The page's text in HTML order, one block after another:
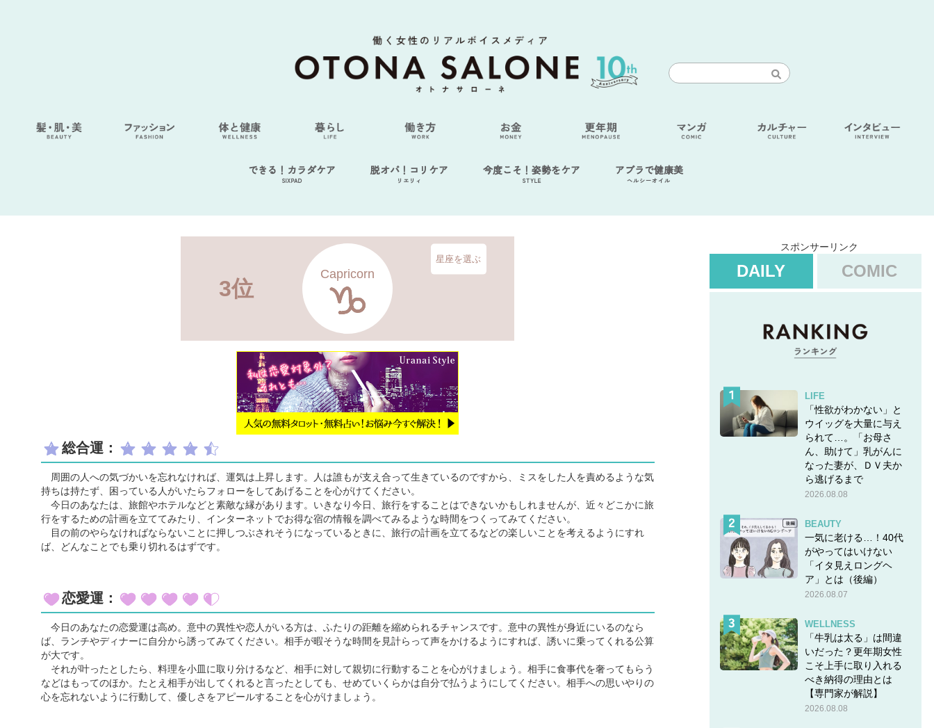
できる！カラダケア
SIXPAD
脱オバ！コリケア
リエリィ
今度こそ！姿勢をケア
STYLE
アブラで健康美
ヘルシーオイル
3位
Capricorn
星座を選ぶ
総合運：
周囲の人への気づかいを忘れなければ、運気は上昇します。人は誰もが支え合って生きているのですから、ミスをした人を責めるような気
持ちは持たず、困っている人がいたらフォローをしてあげることを心がけてください。
今日のあなたは、旅館やホテルなどと素敵な縁があります。いきなり今日、旅行をすることはできないかもしれませんが、近々どこかに旅
行をするための計画を立ててみたり、インターネットでお得な宿の情報を調べてみるような時間をつくってみてください。
目の前のやらなければならないことに押しつぶされそうになっているときに、旅行の計画を立てるなどの楽しいことを考えるようにすれ
ば、どんなことでも乗り切れるはずです。
恋愛運：
今日のあなたの恋愛運は高め。意中の異性や恋人がいる方は、ふたりの距離を縮められるチャンスです。意中の異性が身近にいるのなら
ば、ランチやディナーに自分から誘ってみてください。相手が暇そうな時間を見計らって声をかけるようにすれば、誘いに乗ってくれる公算
が大です。
それが叶ったとしたら、料理を小皿に取り分けるなど、相手に対して親切に行動することを心がけましょう。相手に食事代を奢ってもらう
などはもってのほか。たとえ相手が出してくれると言ったとしても、せめていくらかは自分で払うようにしてください。相手への思いやりの
心を忘れないように行動して、優しさをアピールすることを心がけましょう。
スポンサーリンク
DAILY COMIC
LIFE
「性欲がわかない」と
ウイッグを大量に与え
られて…。「お母さ
ん、助けて」乳がんに
なった妻が、ＤＶ夫か
ら逃げるまで
2026.08.08
BEAUTY
一気に老ける…！40代
がやってはいけない
「イタ見えロングヘ
ア」とは（後編）
2026.08.07
WELLNESS
「牛乳は太る」は間違
いだった？更年期女性
こそ上手に取り入れる
べき納得の理由とは
【専門家が解説】
2026.08.08